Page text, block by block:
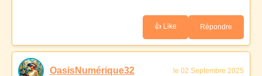
👍 Like Répondre
OasisNumérique32 le 02 Septembre 2025